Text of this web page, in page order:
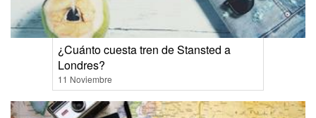
¿Cuánto cuesta tren de Stansted a
Londres?
11 Noviembre